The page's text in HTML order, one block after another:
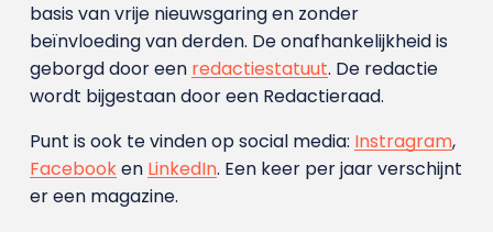
basis van vrije nieuwsgaring en zonder
beïnvloeding van derden. De onafhankelijkheid is
geborgd door een redactiestatuut. De redactie
wordt bijgestaan door een Redactieraad.
Punt is ook te vinden op social media: Instragram,
Facebooken LinkedIn. Een keer per jaar verschijnt
er een magazine.